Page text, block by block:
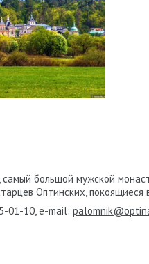
большой мужской
Оптинских, покоящиеся
01-10, e-mail: